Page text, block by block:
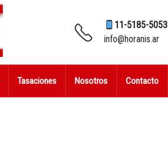
11-5185-5053
info@horanis.ar
Tasaciones Nosotros Contacto